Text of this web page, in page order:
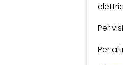
Per
Per